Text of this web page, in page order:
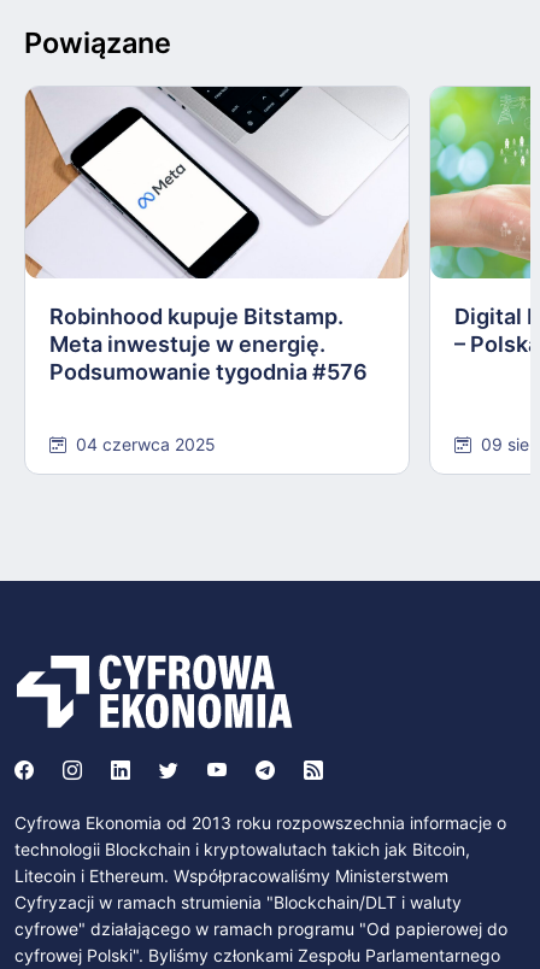
Powiązane
Robinhood kupuje Bitstamp.
Meta inwestuje w energię.
Podsumowanie tygodnia #576
04 czerwca 2025
Digital
– Polska
09
Cyfrowa Ekonomia od 2013 roku rozpowszechnia informacje o
technologii Blockchain i kryptowalutach takich jak Bitcoin,
Litecoin i Ethereum. Współpracowaliśmy Ministerstwem
Cyfryzacji w ramach strumienia "Blockchain/DLT i waluty
cyfrowe" działającego w ramach programu "Od papierowej do
cyfrowej Polski". Byliśmy członkami Zespołu Parlamentarnego